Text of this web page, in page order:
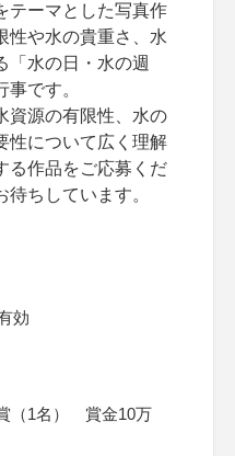
テーマとした写真作
性や水の貴重さ、水
「水の日・水の週
です。
資源の有限性、水の
性について広く理解
る作品をご応募くだ
ちしています。
効
（1名） 賞金10万